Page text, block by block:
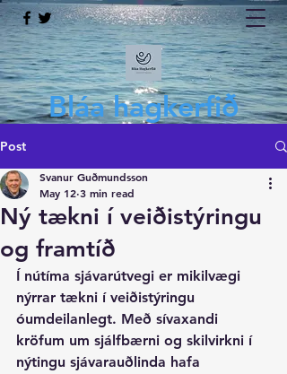
Bláa hagkerfið
Post
Ný tækni í veiðistýringu
og framtíð
Svanur Guðmundsson
May 12 3 min read
Í nútíma sjávarútvegi er mikilvægi
nýrrar tækni í veiðistýringu
óumdeilanlegt. Með sívaxandi
kröfum um sjálfbærni og skilvirkni í
nýtingu sjávarauðlinda hafa